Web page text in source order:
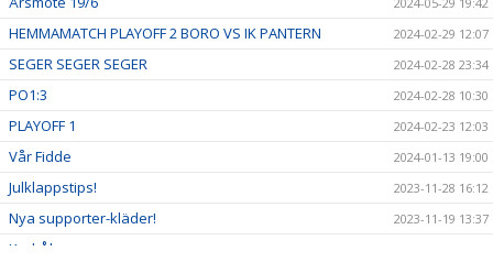
HEMMAMATCH PLAYOFF 2 BORO VS IK PANTERN 2024-02-29 12:07
SEGER SEGER SEGER 2024-02-28 23:34
PO1:3 2024-02-28 10:30
PLAYOFF 1 2024-02-23 12:03
Vår Fidde 2024-01-13 19:00
Julklappstips! 2023-11-28 16:12
Nya supporter-kläder! 2023-11-19 13:37
Karl-Åke